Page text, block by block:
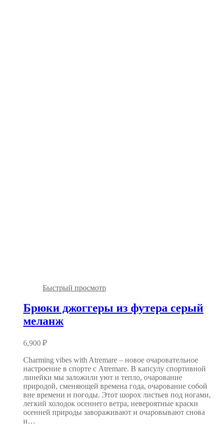
Быстрый просмотр
Брюки джоггеры из футера серый
меланж
6,900 ₽
Charming vibes with Atremare – новое очаровательное
настроение в спорте с Atremare. В капсулу спортивной
линейки мы заложили уют и тепло, очарование
природой, сменяющей времена года, очарование собой
вне времени и погоды. Этот шорох листьев под ногами,
легкий холодок осеннего ветра, невероятные краски
осенней природы завораживают и очаровывают снова
и…